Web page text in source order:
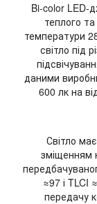
Bi-color LED-
теплого
температури
світло під
даними
600 лк на
Світло
зміщенням
≈97 і TLCI
передачу